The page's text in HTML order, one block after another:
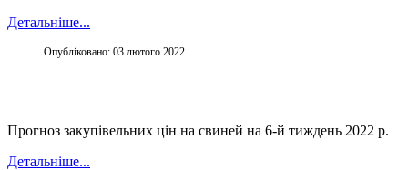
Детальніше...
Опубліковано: 03 лютого 2022
Прогноз закупівельних цін на свиней на 6-й тиждень 2022 р.
Детальніше...